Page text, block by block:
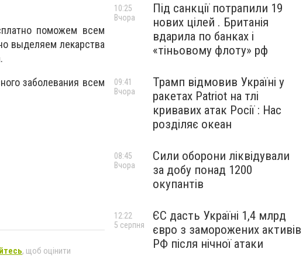
поможем всем
выделяем лекарства
заболевания всем
, щоб оцінити
Під санкції потрапили 19
нових цілей . Британія
вдарила по банках і
«тіньовому флоту» рф
10:25
Вчора
Трамп відмовив Україні у
ракетах Patriot на тлі
кривавих атак Росії : Нас
розділяє океан
09:41
Вчора
Сили оборони ліквідували
за добу понад 1200
окупантів
08:45
Вчора
ЄС дасть Україні 1,4 млрд
євро з заморожених активів
РФ після нічної атаки
12:22
5 серпня